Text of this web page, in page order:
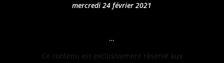
mercredi 24 février 2021
…
Ce con­tenu est exclu­sive­ment réservé aux